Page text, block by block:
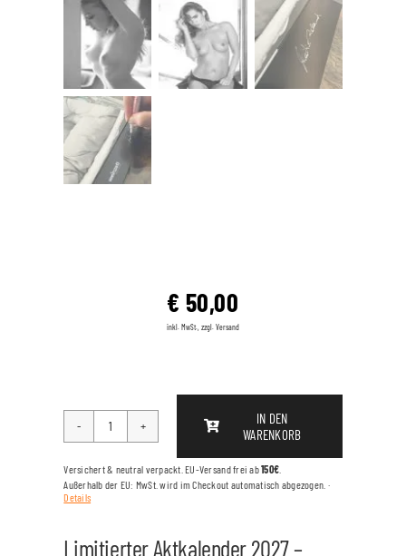
€ 50,00
inkl. MwSt., zzgl. Versand
AKTKALENDER
-
WHITE
IN DEN
WARENKORB
Versichert & neutral verpackt. EU-Versand frei ab150€
Außerhalb der EU: MwSt. wird im Checkout automatisch abgezogen. ·
Details
Limitierter Aktkalender 2027 –